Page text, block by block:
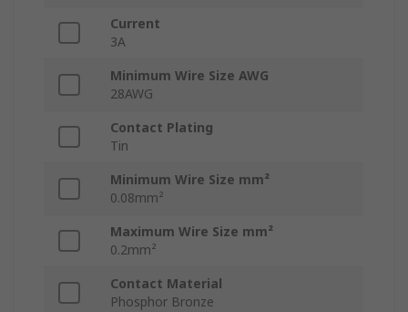
Current
3A
Minimum Wire Size AWG
28AWG
Contact Plating
Tin
Minimum Wire Size mm²
0.08mm²
Maximum Wire Size mm²
0.2mm²
Contact Material
Phosphor Bronze